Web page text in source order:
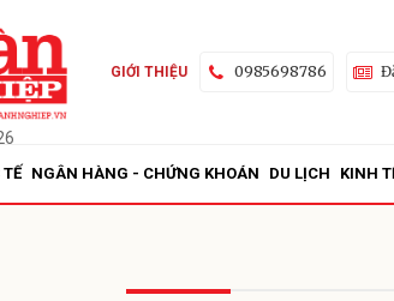
GIỚI THIỆU 0985698786
TẾ NGÂN HÀNG - CHỨNG KHOÁN DU LỊCH KINH